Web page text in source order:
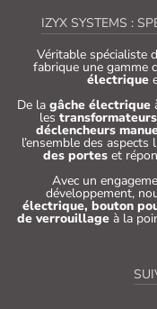
IZYX SYSTEMS :
Véritable spécialiste
fabrique une gamme
électrique
De la gâche électrique
les transformateurs
déclencheurs
l’ensemble des aspects
des porteset
Avec un
développement,
électrique, bouton
de verrouillage à la